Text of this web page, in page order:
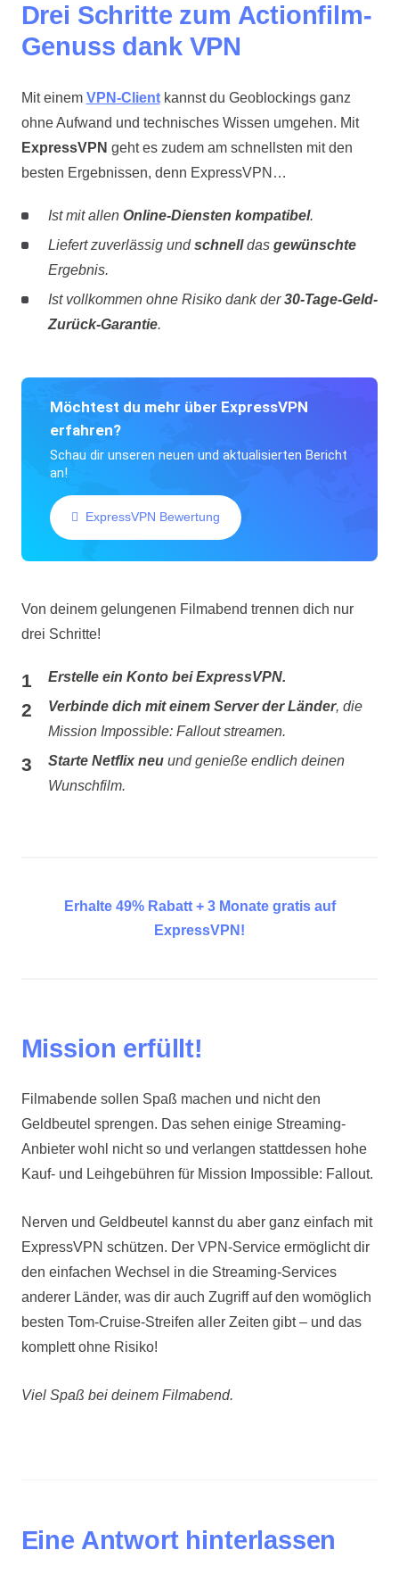
Drei Schritte zum Actionfilm-
Genuss dank VPN
Mit einem VPN-Clientkannst du Geoblockings ganz
ohne Aufwand und technisches Wissen umgehen. Mit
ExpressVPN geht es zudem am schnellsten mit den
besten Ergebnissen, denn ExpressVPN…
Ist mit allen Online-Diensten kompatibel.
Liefert zuverlässig undschnelldas gewünschte
Ergebnis.
Ist vollkommen ohne Risiko dank der30-Tage-Geld-
Zurück-Garantie.
Möchtest du mehr über ExpressVPN
erfahren?
Schau dir unseren neuen und aktualisierten Bericht
an!
ExpressVPN Bewertung
Von deinem gelungenen Filmabend trennen dich nur
drei Schritte!
Erstelle ein Konto bei ExpressVPN.
Verbinde dich mit einem Server der Länder, die
Mission Impossible: Fallout streamen.
Starte Netflix neuund genieße endlich deinen
Wunschfilm.
Erhalte 49% Rabatt + 3 Monate gratis auf
ExpressVPN!
Mission erfüllt!
Filmabende sollen Spaß machen und nicht den
Geldbeutel sprengen. Das sehen einige Streaming-
Anbieter wohl nicht so und verlangen stattdessen hohe
Kauf- und Leihgebühren für Mission Impossible: Fallout.
Nerven und Geldbeutel kannst du aber ganz einfach mit
ExpressVPN schützen. Der VPN-Service ermöglicht dir
den einfachen Wechsel in die Streaming-Services
anderer Länder, was dir auch Zugriff auf den womöglich
besten Tom-Cruise-Streifen aller Zeiten gibt – und das
komplett ohne Risiko!
Viel Spaß bei deinem Filmabend.
Eine Antwort hinterlassen